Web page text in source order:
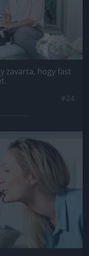
zavarta, hogy fast